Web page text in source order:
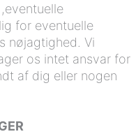
for eventuelle
nøjagtighed. Vi
os intet ansvar for
af dig eller nogen